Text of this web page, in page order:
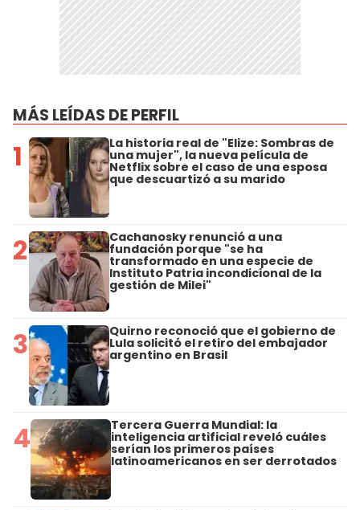
MÁS LEÍDAS DE PERFIL
1 La historia real de "Elize: Sombras de
una mujer", la nueva película de
Netflix sobre el caso de una esposa
que descuartizó a su marido
2 Cachanosky renunció a una
fundación porque "se ha
transformado en una especie de
Instituto Patria incondicional de la
gestión de Milei"
3 Quirno reconoció que el gobierno de
Lula solicitó el retiro del embajador
argentino en Brasil
4 Tercera Guerra Mundial: la
inteligencia artificial reveló cuáles
serían los primeros países
latinoamericanos en ser derrotados